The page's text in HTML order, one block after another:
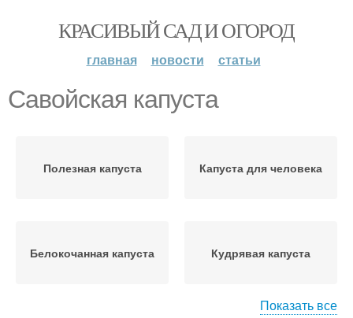
КРАСИВЫЙ САД И ОГОРОД
главная новости статьи
Савойская капуста
Полезная капуста Капуста для человека
Белокочанная капуста Кудрявая капуста
Показать все